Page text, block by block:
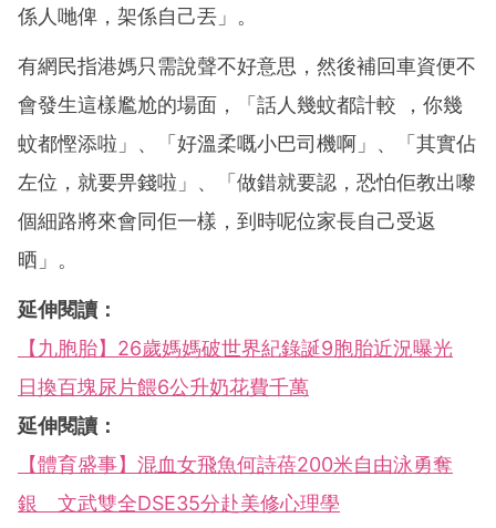
係人哋俾，架係自己丟」。
有網民指港媽只需說聲不好意思，然後補回車資便不
會發生這樣尷尬的場面，「話人幾蚊都計較 ，你幾
蚊都慳添啦」、「好溫柔嘅小巴司機啊」、「其實佔
左位，就要畀錢啦」、「做錯就要認，恐怕佢教出嚟
個細路將來會同佢一樣，到時呢位家長自己受返
晒」。
延伸閱讀：
【九胞胎】26歲媽媽破世界紀錄誕9胞胎近況曝光
日換百塊尿片餵6公升奶花費千萬
延伸閱讀：
【體育盛事】混血女飛魚何詩蓓200米自由泳勇奪
銀 文武雙全DSE35分赴美修心理學